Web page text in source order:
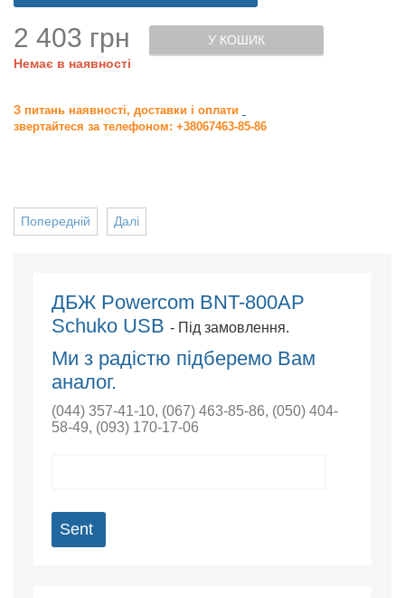
2 403 грн
Немає в наявності
У КОШИК
З питань наявності, доставки і оплати
звертайтеся за телефоном: +38067463-85-86
Далі
Попередній
ДБЖ Powercom BNT-800AР
Schuko USB - Під замовлення.
Ми з радістю підберемо Вам
аналог.
(044) 357-41-10, (067) 463-85-86, (050) 404-
58-49, (093) 170-17-06
Sent